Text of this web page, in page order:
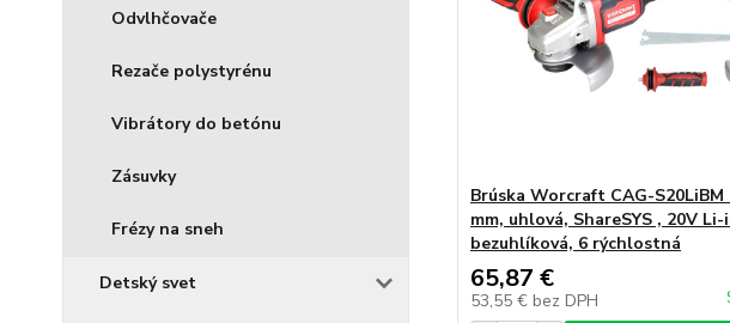
Odvlhčovače
Rezače polystyrénu
Vibrátory do betónu
Zásuvky
Frézy na sneh
Detský svet
Brúska Worcraft CAG-S20LiBM
mm, uhlová, ShareSYS , 20V Li-
bezuhlíková, 6 rýchlostná
65,87 €
53,55 € bez DPH